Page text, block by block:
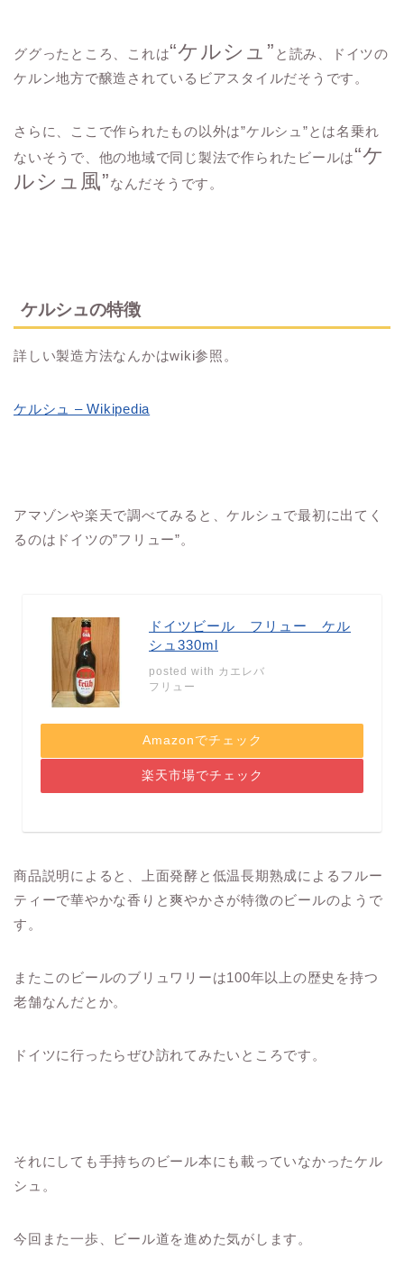
ググったところ、これは“ケルシュ” と読み、ドイツの
ケルン地方で醸造されているビアスタイルだそうです。
さらに、ここで作られたもの以外は”ケルシュ”とは名乗れ
ないそうで、他の地域で同じ製法で作られたビールは“ケ
ルシュ風”なんだそうです。
ケルシュの特徴
詳しい製造方法なんかはwiki参照。
ケルシュ – Wikipedia
アマゾンや楽天で調べてみると、ケルシュで最初に出てく
るのはドイツの”フリュー”。
ドイツビール フリュー ケル
シュ330ml
posted with カエレバ
フリュー
Amazonでチェック
楽天市場でチェック
商品説明によると、上面発酵と低温長期熟成によるフルー
ティーで華やかな香りと爽やかさが特徴のビールのようで
す。
またこのビールのブリュワリーは100年以上の歴史を持つ
老舗なんだとか。
ドイツに行ったらぜひ訪れてみたいところです。
それにしても手持ちのビール本にも載っていなかったケル
シュ。
今回また一歩、ビール道を進めた気がします。